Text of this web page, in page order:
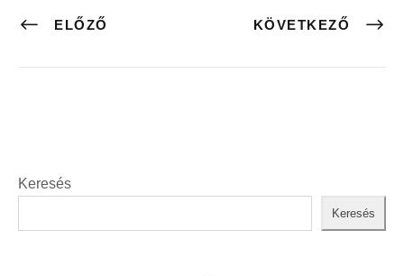
ELŐZŐ KÖVETKEZŐ
Keresés
Keresés